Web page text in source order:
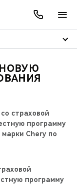
НОВУЮ
страховой
программу
марки Сhery по
программу